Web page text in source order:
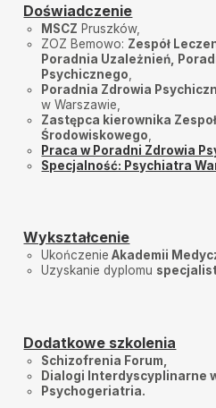
Doświadczenie
MSCZ Pruszków,
ZOZ Bemowo: Zespół
Poradnia Uzależnień,
Psychicznego
Poradnia Zdrowia
w Warszawie,
Zastępca kierownika
Środowiskowego
Praca w Poradni Zdrowia
Specjalność: Psychiatra
Wykształcenie
Ukończenie Akademii
Uzyskanie dyplomu
Dodatkowe szkolenia
Schizofrenia Forum,
Dialogi Interdyscyplinarne
Psychogeriatria.